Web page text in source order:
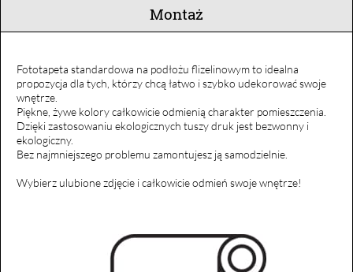
Montaż
Fototapeta standardowa na podłożu flizelinowym to idealna
propozycja dla tych, którzy chcą łatwo i szybko udekorować swoje
wnętrze.
Piękne, żywe kolory całkowicie odmienią charakter pomieszczenia.
Dzięki zastosowaniu ekologicznych tuszy druk jest bezwonny i
ekologiczny.
Bez najmniejszego problemu zamontujesz ją samodzielnie.
Wybierz ulubione zdjęcie i całkowicie odmień swoje wnętrze!